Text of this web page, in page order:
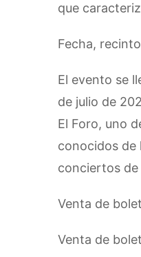
que
Fecha,
El evento se
de julio de
El Foro, uno
conocidos de
conciertos
Venta de
Venta de